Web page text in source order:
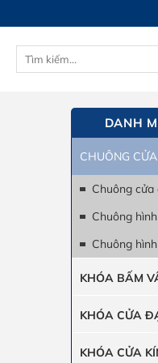
Tìm
DANH
CHUÔNG
Chuông cửa
Chuông
Chuông
KHÓA BẤM
KHÓA CỬA
KHÓA CỬA